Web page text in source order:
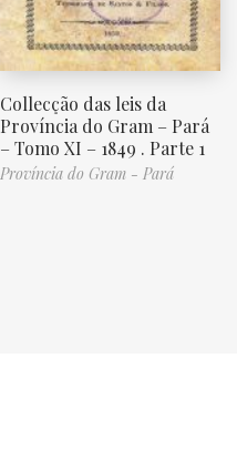
Collecção das leis da
Província do Gram – Pará
– Tomo XI – 1849 . Parte 1
Província do Gram - Pará